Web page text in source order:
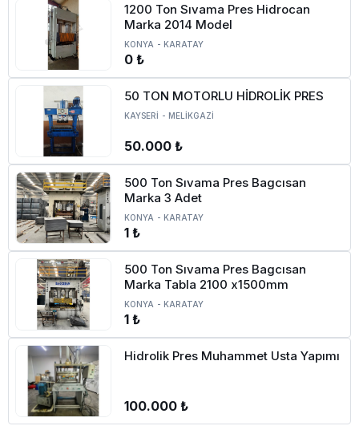
1200 Ton Sıvama Pres Hidrocan
Marka 2014 Model
KONYA - KARATAY
0 ₺
50 TON MOTORLU HİDROLİK PRES
KAYSERİ - MELİKGAZİ
50.000 ₺
500 Ton Sıvama Pres Bagcısan
Marka 3 Adet
KONYA - KARATAY
1 ₺
500 Ton Sıvama Pres Bagcısan
Marka Tabla 2100 x1500mm
KONYA - KARATAY
1 ₺
Hidrolik Pres Muhammet Usta Yapımı
100.000 ₺